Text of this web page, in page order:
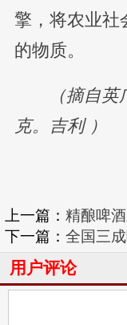
擎，将农业社
的物质。
（摘自
克。吉利 ）
上一篇： 精酿啤
下一篇： 全国三
用户评论